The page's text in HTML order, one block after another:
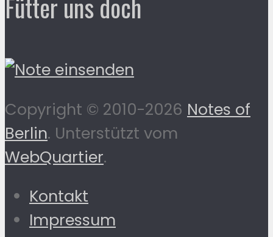
Copyright © 2010-2026 Notes of
Berlin. Unterstützt vom
WebQuartier.
Kontakt
Impressum